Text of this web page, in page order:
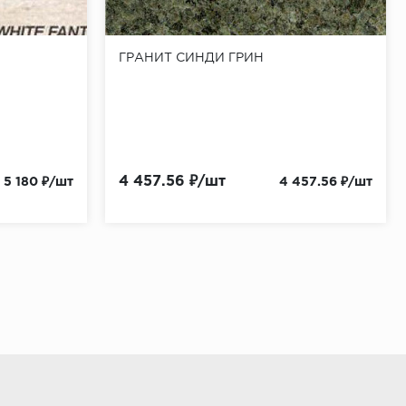
5 180 ₽/шт
ГРАНИТ СИНДИ ГРИН
4 457.56 ₽/шт 4 457.56 ₽/шт